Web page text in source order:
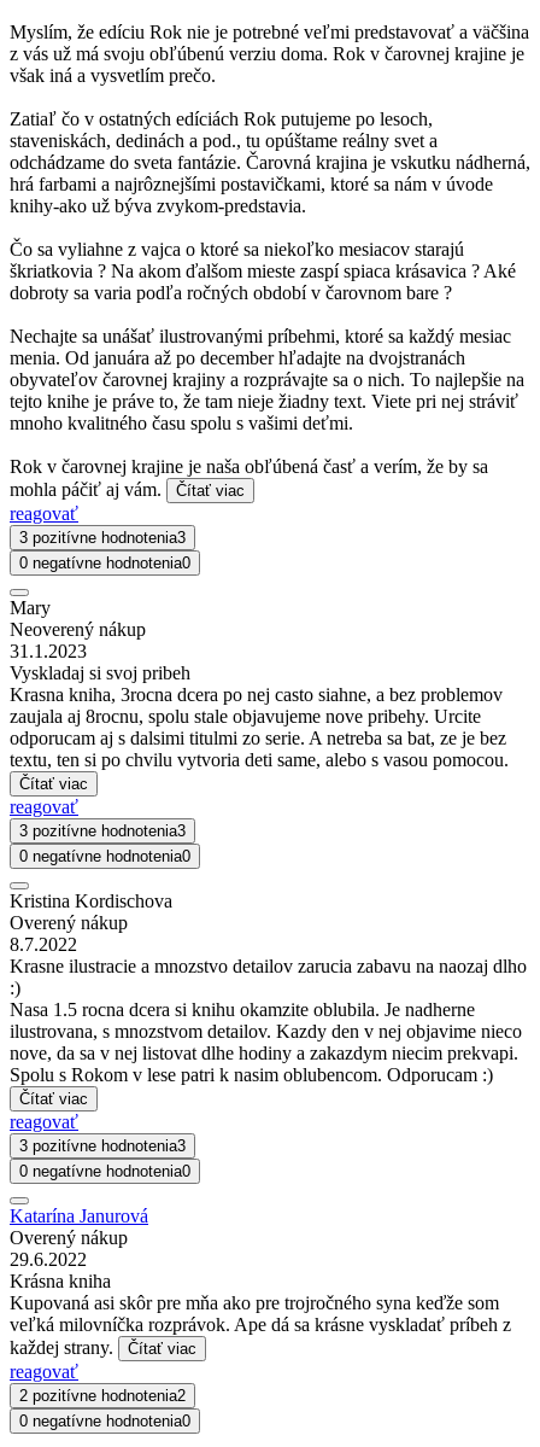
Myslím, že edíciu Rok nie je potrebné veľmi predstavovať a väčšina
z vás už má svoju obľúbenú verziu doma. Rok v čarovnej krajine je
však iná a vysvetlím prečo.
Zatiaľ čo v ostatných edíciách Rok putujeme po lesoch,
staveniskách, dedinách a pod., tu opúštame reálny svet a
odchádzame do sveta fantázie. Čarovná krajina je vskutku nádherná,
hrá farbami a najrôznejšími postavičkami, ktoré sa nám v úvode
knihy-ako už býva zvykom-predstavia.
Čo sa vyliahne z vajca o ktoré sa niekoľko mesiacov starajú
škriatkovia ? Na akom ďalšom mieste zaspí spiaca krásavica ? Aké
dobroty sa varia podľa ročných období v čarovnom bare ?
Nechajte sa unášať ilustrovanými príbehmi, ktoré sa každý mesiac
menia. Od januára až po december hľadajte na dvojstranách
obyvateľov čarovnej krajiny a rozprávajte sa o nich. To najlepšie na
tejto knihe je práve to, že tam nieje žiadny text. Viete pri nej stráviť
mnoho kvalitného času spolu s vašimi deťmi.
Rok v čarovnej krajine je naša obľúbená časť a verím, že by sa
mohla páčiť aj vám.
Čítať viac
reagovať
3 pozitívne hodnotenia3
0 negatívne hodnotenia0
Mary
Neoverený nákup
31.1.2023
Vyskladaj si svoj pribeh
Krasna kniha, 3rocna dcera po nej casto siahne, a bez problemov
zaujala aj 8rocnu, spolu stale objavujeme nove pribehy. Urcite
odporucam aj s dalsimi titulmi zo serie. A netreba sa bat, ze je bez
textu, ten si po chvilu vytvoria deti same, alebo s vasou pomocou.
Čítať viac
reagovať
3 pozitívne hodnotenia3
0 negatívne hodnotenia0
Kristina Kordischova
Overený nákup
8.7.2022
Krasne ilustracie a mnozstvo detailov zarucia zabavu na naozaj dlho
:)
Nasa 1.5 rocna dcera si knihu okamzite oblubila. Je nadherne
ilustrovana, s mnozstvom detailov. Kazdy den v nej objavime nieco
nove, da sa v nej listovat dlhe hodiny a zakazdym niecim prekvapi.
Spolu s Rokom v lese patri k nasim oblubencom. Odporucam :)
Čítať viac
reagovať
3 pozitívne hodnotenia3
0 negatívne hodnotenia0
Katarína Janurová
Overený nákup
29.6.2022
Krásna kniha
Kupovaná asi skôr pre mňa ako pre trojročného syna keďže som
veľká milovníčka rozprávok. Ape dá sa krásne vyskladať príbeh z
každej strany.
Čítať viac
reagovať
2 pozitívne hodnotenia2
0 negatívne hodnotenia0